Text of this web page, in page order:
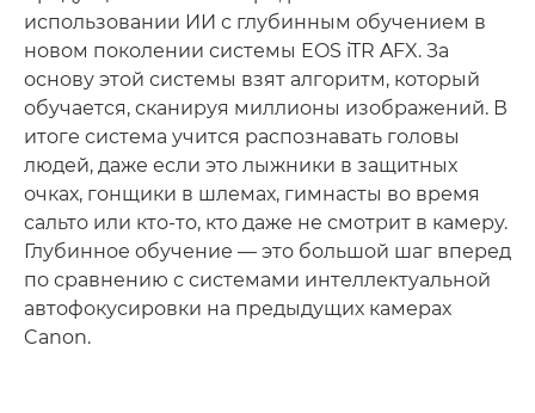
использовании ИИ с глубинным обучением в
новом поколении системы EOS iTR AFX. За
основу этой системы взят алгоритм, который
обучается, сканируя миллионы изображений. В
итоге система учится распознавать головы
людей, даже если это лыжники в защитных
очках, гонщики в шлемах, гимнасты во время
сальто или кто-то, кто даже не смотрит в камеру.
Глубинное обучение — это большой шаг вперед
по сравнению с системами интеллектуальной
автофокусировки на предыдущих камерах
Canon.